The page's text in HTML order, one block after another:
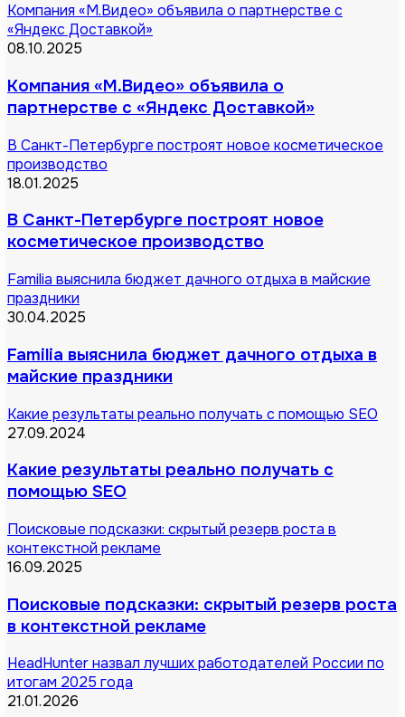
Компания «М.Видео» объявила о партнерстве с
«Яндекс Доставкой»
08.10.2025
Компания «М.Видео» объявила о
партнерстве с «Яндекс Доставкой»
В Санкт-Петербурге построят новое косметическое
производство
18.01.2025
В Санкт-Петербурге построят новое
косметическое производство
Familia выяснила бюджет дачного отдыха в майские
праздники
30.04.2025
Familia выяснила бюджет дачного отдыха в
майские праздники
Какие результаты реально получать с помощью SEO
27.09.2024
Какие результаты реально получать с
помощью SEO
Поисковые подсказки: скрытый резерв роста в
контекстной рекламе
16.09.2025
Поисковые подсказки: скрытый резерв роста
в контекстной рекламе
HeadHunter назвал лучших работодателей России по
итогам 2025 года
21.01.2026